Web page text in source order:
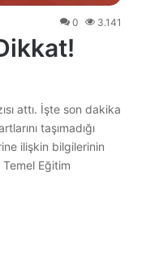
0 3.141
attı. İşte son dakika
taşımadığı
ilişkin bilgilerinin
Eğitim